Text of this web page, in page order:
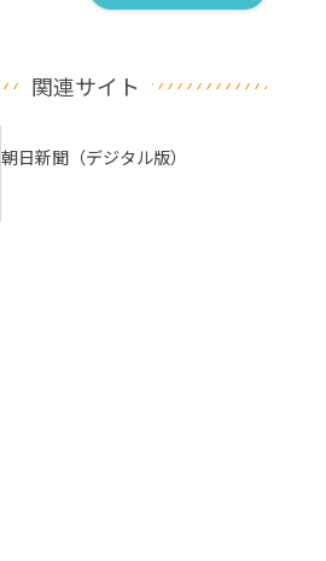
関連サイト
朝日新聞（デジタル版）